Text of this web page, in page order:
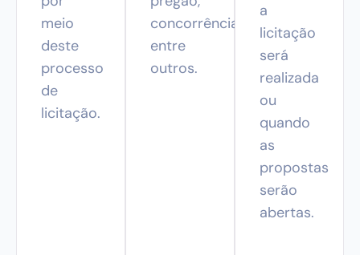
meio
deste
processo
de
licitação.
concorrência,
entre
outros.
a
licitação
será
realizada
ou
quando
as
propostas
serão
abertas.